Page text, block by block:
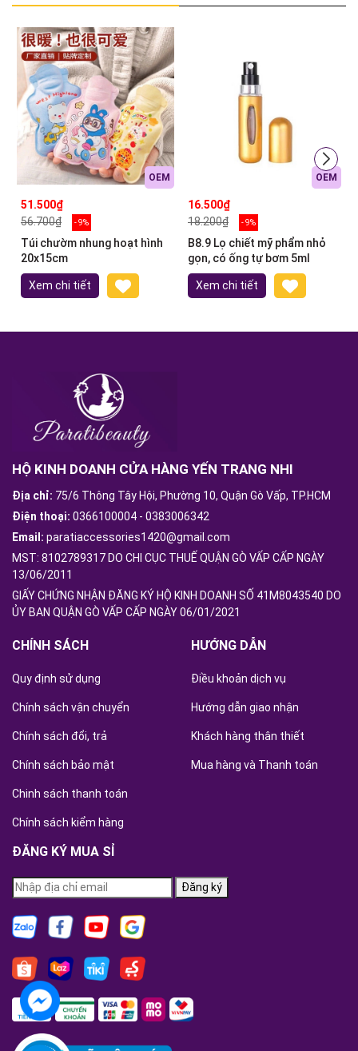
OEM
51.500₫
56.700₫
- 9%
Túi chườm nhung hoạt hình
20x15cm
Xem chi tiết
OEM
16.500₫
18.200₫
- 9%
B8.9 Lọ chiết mỹ phẩm nhỏ
gọn, có ống tự bơm 5ml
Xem chi tiết
HỘ KINH DOANH CỬA HÀNG YẾN TRANG NHI
Địa chỉ: 75/6 Thông Tây Hội, Phường 10, Quận Gò Vấp, TP.HCM
Điện thoại: 0366100004 - 0383006342
Email: paratiaccessories1420@gmail.com
MST: 8102789317 DO CHI CỤC THUẾ QUẬN GÒ VẤP CẤP NGÀY
13/06/2011
GIẤY CHỨNG NHẬN ĐĂNG KÝ HỘ KINH DOANH SỐ 41M8043540 DO
ỦY BAN QUẬN GÒ VẤP CẤP NGÀY 06/01/2021
CHÍNH SÁCH
Quy định sử dụng
Chính sách vận chuyển
Chính sách đổi, trả
Chính sách bảo mật
Chinh sách thanh toán
Chính sách kiểm hàng
HƯỚNG DẪN
Điều khoản dịch vụ
Hướng dẫn giao nhận
Khách hàng thân thiết
Mua hàng và Thanh toán
ĐĂNG KÝ MUA SỈ
Đăng ký